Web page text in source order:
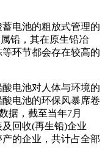
电池的粗放式管理的
铅，其在原生铅冶
环节都会存在较高的
电池对人体与环境的
电池的环保风暴席卷
据，截至当年7月
回收(再生铅)企业
的企业，共计占全部